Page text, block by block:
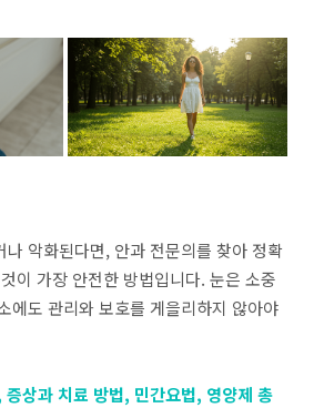
나 악화된다면, 안과 전문의를 찾아 정확
이 가장 안전한 방법입니다. 눈은 소중
에도 관리와 보호를 게을리하지 않아야
상과 치료 방법, 민간요법, 영양제 총